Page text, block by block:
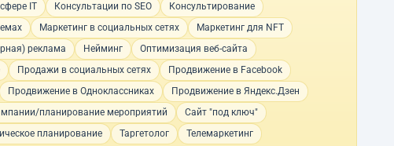
IT Консультации по SEO
Консультирование
Маркетинг в социальных сетях
Маркетинг для NFT
реклама Нейминг
Оптимизация веб-сайта
Продажи в социальных сетях
Продвижение в Facebook
Продвижение в Одноклассниках
Продвижение в Яндекс.Дзен
планирование мероприятий
Сайт "под ключ"
планирование Таргетолог
Телемаркетинг